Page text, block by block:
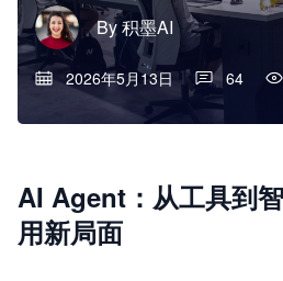
By积墨AI
2026年5月13日 64
AI Agent：从工具到
用新局面